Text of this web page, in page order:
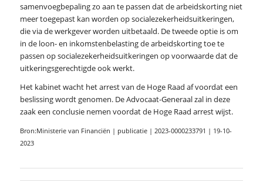
samenvoegbepaling zo aan te passen dat de arbeidskorting niet
meer toegepast kan worden op socialezekerheidsuitkeringen,
die via de werkgever worden uitbetaald. De tweede optie is om
in de loon- en inkomstenbelasting de arbeidskorting toe te
passen op socialezekerheidsuitkeringen op voorwaarde dat de
uitkeringsgerechtigde ook werkt.
Het kabinet wacht het arrest van de Hoge Raad af voordat een
beslissing wordt genomen. De Advocaat-Generaal zal in deze
zaak een conclusie nemen voordat de Hoge Raad arrest wijst.
Bron:Ministerie van Financiën | publicatie | 2023-0000233791 | 19-10-
2023